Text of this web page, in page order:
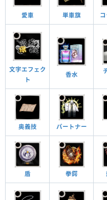
愛車 単車旗
文字エフェク
ト
香水
奥義技 パートナー
盾 拳鍔